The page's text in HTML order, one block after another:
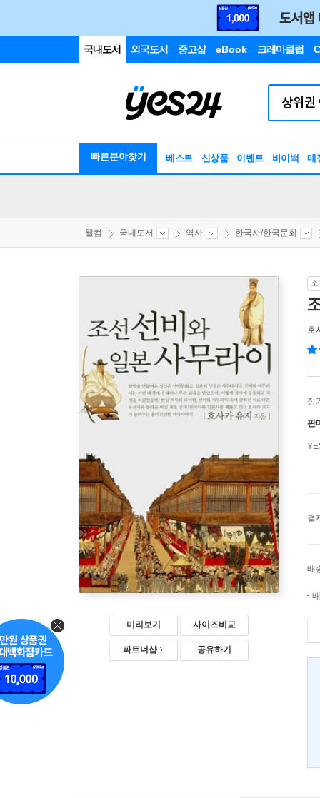
국내도서 외국도서 중고샵 eBook 크레마클럽
빠른분야찾기 베스트 신상품 이벤트 바이백 매
웰컴 국내도서 역사 한국사/한국문화
미리보기 사이즈비교
파트너샵 공유하기
호
정
판
결
배